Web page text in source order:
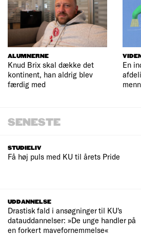
ALUMNERNE
Knud Brix skal dække det
kontinent, han aldrig blev
færdig med
En
SENESTE
STUDIELIV
Få høj puls med KU til årets Pride
UDDANNELSE
Drastisk fald i ansøgninger til KU's
datauddannelser: »De unge handler på
en forkert mavefornemmelse«